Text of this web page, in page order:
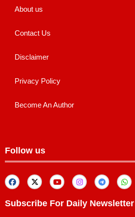
About us
Contact Us
Disclaimer
Privacy Policy
Become An Author
Follow us
Subscribe For Daily Newsletter